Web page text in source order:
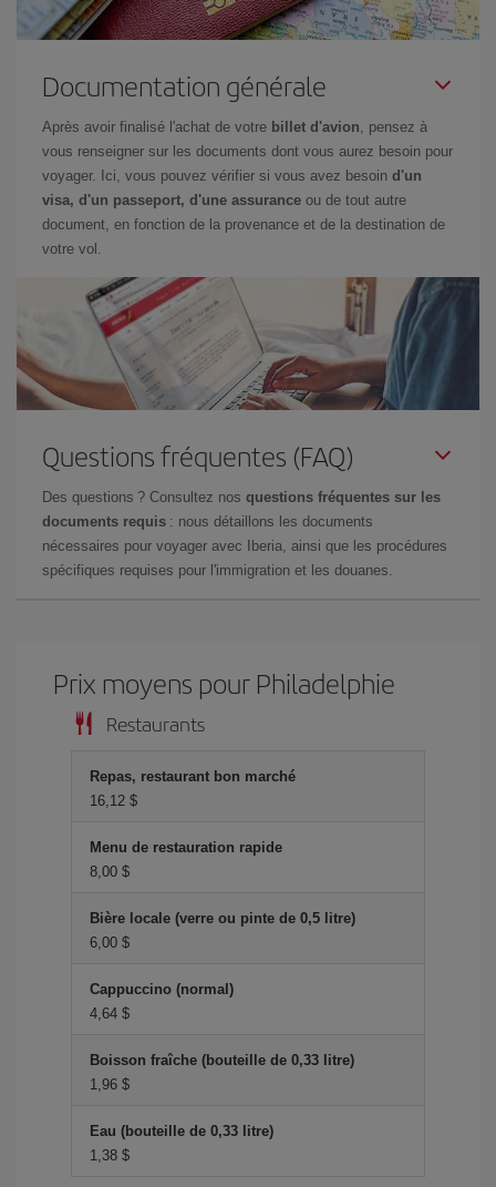
Documentation générale
Après avoir finalisé l'achat de votre billet d'avion , pensez à
vous renseigner sur les documents dont vous aurez besoin pour
voyager. Ici, vous pouvez vérifier si vous avez besoin d'un
visa, d'un passeport, d'une assurance ou de tout autre
document, en fonction de la provenance et de la destination de
votre vol.
Questions fréquentes (FAQ)
Des questions ? Consultez nos questions fréquentes sur les
documents requis : nous détaillons les documents
nécessaires pour voyager avec Iberia, ainsi que les procédures
spécifiques requises pour l'immigration et les douanes.
Prix ​​moyens pour Philadelphie
Restaurants
Repas, restaurant bon marché
16,12 $
Menu de restauration rapide
8,00 $
Bière locale (verre ou pinte de 0,5 litre)
6,00 $
Cappuccino (normal)
4,64 $
Boisson fraîche (bouteille de 0,33 litre)
1,96 $
Eau (bouteille de 0,33 litre)
1,38 $